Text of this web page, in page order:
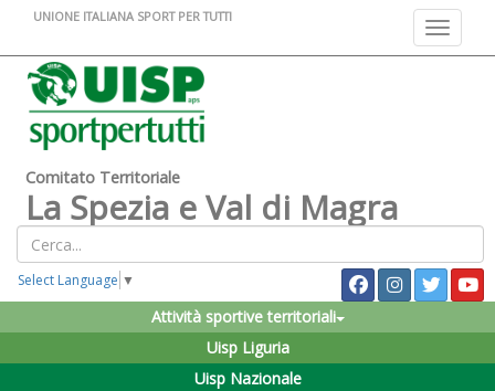
Toggle
UNIONE ITALIANA SPORT PER TUTTI
Comitato Territoriale
La Spezia e Val di Magra
Select Language ▼
Attività sportive territoriali
Uisp Liguria
Uisp Nazionale